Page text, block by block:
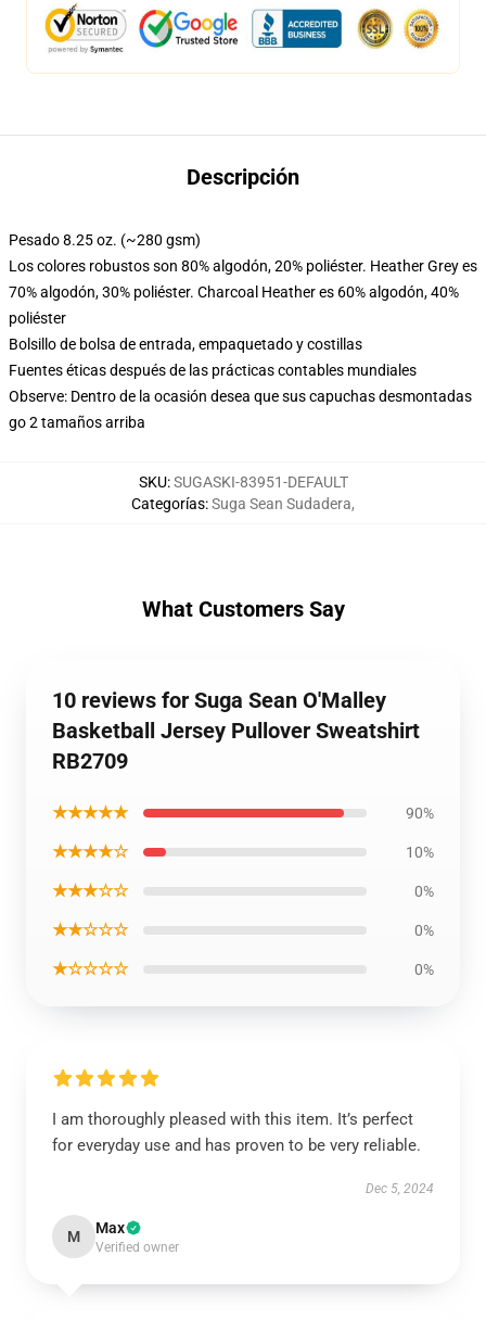
Descripción
Pesado 8.25 oz. (~280 gsm)
Los colores robustos son 80% algodón, 20% poliéster. Heather Grey es
70% algodón, 30% poliéster. Charcoal Heather es 60% algodón, 40%
poliéster
Bolsillo de bolsa de entrada, empaquetado y costillas
Fuentes éticas después de las prácticas contables mundiales
Observe: Dentro de la ocasión desea que sus capuchas desmontadas
go 2 tamaños arriba
SKU:SUGASKI-83951-DEFAULT
Categorías:Suga Sean Sudadera,
What Customers Say
10 reviews for Suga Sean O'Malley
Basketball Jersey Pullover Sweatshirt
RB2709
★★★★★ 90%
★★★★☆ 10%
★★★☆☆ 0%
★★☆☆☆ 0%
★☆☆☆☆ 0%
I am thoroughly pleased with this item. It’s perfect
for everyday use and has proven to be very reliable.
Dec 5, 2024
M Max
Verified owner